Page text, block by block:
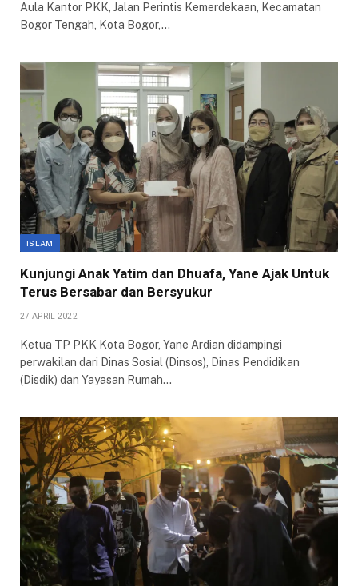
Aula Kantor PKK, Jalan Perintis Kemerdekaan, Kecamatan
Bogor Tengah, Kota Bogor,…
ISLAM
Kunjungi Anak Yatim dan Dhuafa, Yane Ajak Untuk
Terus Bersabar dan Bersyukur
27 APRIL 2022
Ketua TP PKK Kota Bogor, Yane Ardian didampingi
perwakilan dari Dinas Sosial (Dinsos), Dinas Pendidikan
(Disdik) dan Yayasan Rumah…